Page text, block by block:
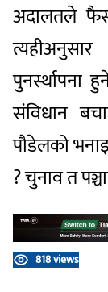
अदालतले
पुनर्स्थापना
संविधान
पौडेलको
? चुनाव त
818 views